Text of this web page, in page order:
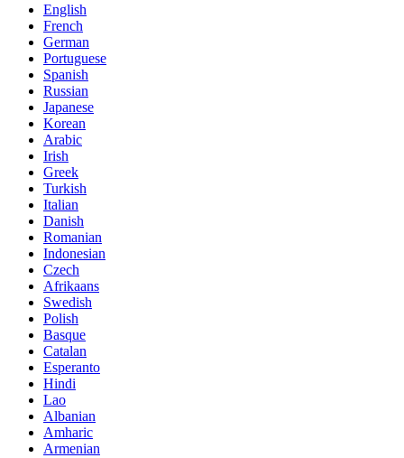
English
French
German
Portuguese
Spanish
Russian
Japanese
Korean
Arabic
Irish
Greek
Turkish
Italian
Danish
Romanian
Indonesian
Czech
Afrikaans
Swedish
Polish
Basque
Catalan
Esperanto
Hindi
Lao
Albanian
Amharic
Armenian